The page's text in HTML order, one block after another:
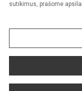
sutikimus, prašome
Sumanus būdas